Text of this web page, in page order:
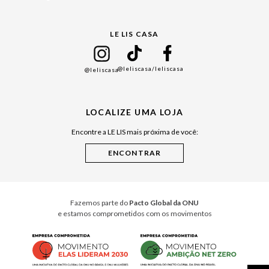
Cuidados Casa
LE LIS CASA
@leliscasa@leliscasa/leliscasa
LOCALIZE UMA LOJA
Encontre a LE LIS mais próxima de você:
Fazemos parte do Pacto Global da ONU
e estamos comprometidos com os movimentos